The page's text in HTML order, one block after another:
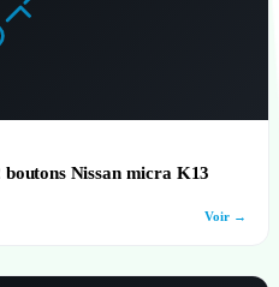
Nissan micra K13
Voir →